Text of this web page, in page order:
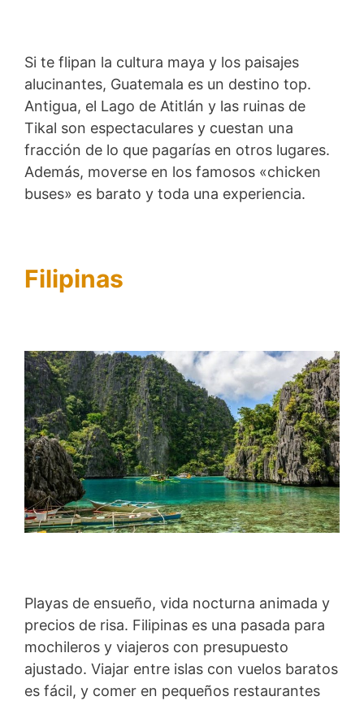
Si te flipan la cultura maya y los paisajes
alucinantes, Guatemala es un destino top.
Antigua, el Lago de Atitlán y las ruinas de
Tikal son espectaculares y cuestan una
fracción de lo que pagarías en otros lugares.
Además, moverse en los famosos «chicken
buses» es barato y toda una experiencia.
Filipinas
Playas de ensueño, vida nocturna animada y
precios de risa. Filipinas es una pasada para
mochileros y viajeros con presupuesto
ajustado. Viajar entre islas con vuelos baratos
es fácil, y comer en pequeños restaurantes